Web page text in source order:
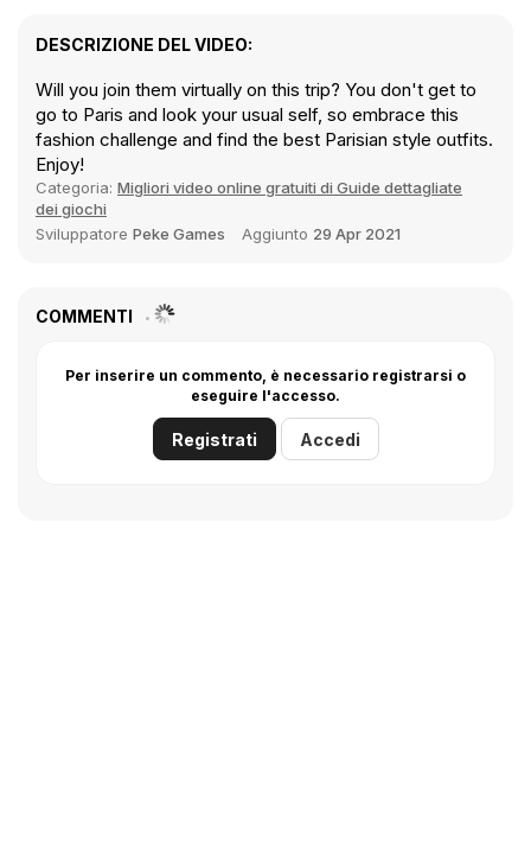
DESCRIZIONE DEL VIDEO:
Will you join them virtually on this trip? You don't get to
go to Paris and look your usual self, so embrace this
fashion challenge and find the best Parisian style outfits.
Enjoy!
Categoria: Migliori video online gratuiti di Guide dettagliate
dei giochi
Sviluppatore Peke Games Aggiunto 29 Apr 2021
COMMENTI
Per inserire un commento, è necessario registrarsi o
eseguire l'accesso.
Registrati Accedi